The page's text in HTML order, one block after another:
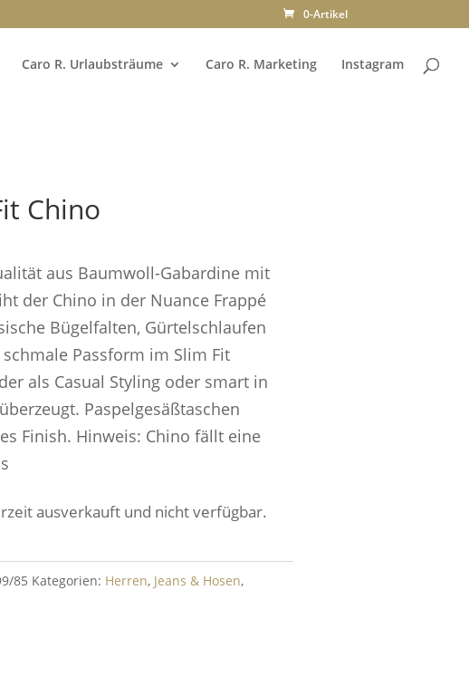
0-Artikel
Caro R. Urlaubsträume Caro R. Marketing Instagram
Chino
aus Baumwoll-Gabardine mit
der Chino in der Nuance Frappé
Bügelfalten, Gürtelschlaufen
Passform im Slim Fit
als Casual Styling oder smart in
Paspelgesäßtaschen
Finish. Hinweis: Chino fällt eine
ausverkauft und nicht verfügbar.
85 Kategorien: Herren, Jeans & Hosen,